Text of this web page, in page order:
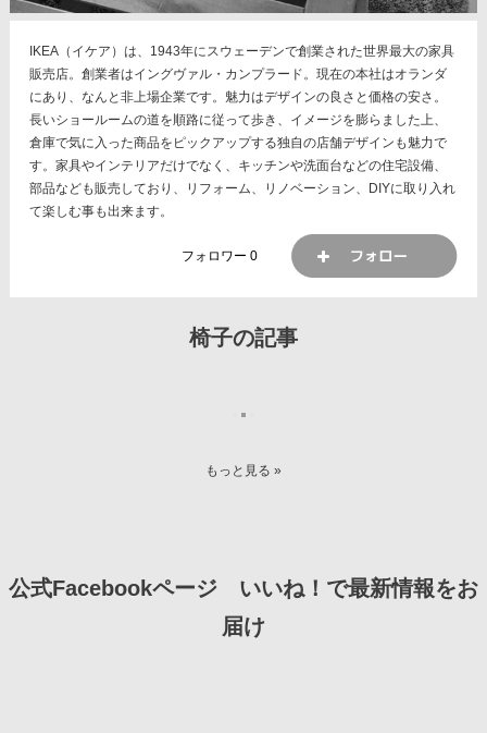
IKEA（イケア）は、1943年にスウェーデンで創業された世界最大の家具
販売店。創業者はイングヴァル・カンプラード。現在の本社はオランダ
にあり、なんと非上場企業です。魅力はデザインの良さと価格の安さ。
長いショールームの道を順路に従って歩き、イメージを膨らました上、
倉庫で気に入った商品をピックアップする独自の店舗デザインも魅力で
す。家具やインテリアだけでなく、キッチンや洗面台などの住宅設備、
部品なども販売しており、リフォーム、リノベーション、DIYに取り入れ
て楽しむ事も出来ます。
フォロワー0
椅子の記事